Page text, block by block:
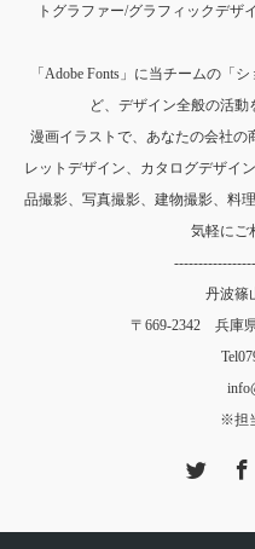
トグラファー/グラフィックデザ
「Adobe Fonts」に当チームの「
ど、デザイン全般の活動
漫画イラストで、あなたの会社の
レットデザイン、カタログデザイ
品撮影、写真撮影、建物撮影、料
気軽にご
丹波篠
〒669-2342 兵庫
Tel
※担当者が不在